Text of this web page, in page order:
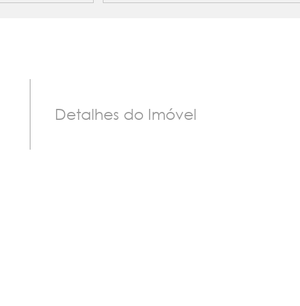
Detalhes do Imóvel